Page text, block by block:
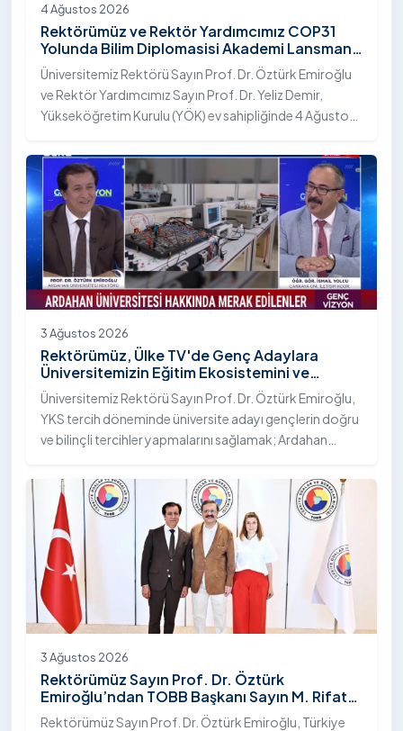
4 Ağustos 2026
Rektörümüz ve Rektör Yardımcımız COP31
Yolunda Bilim Diplomasisi Akademi Lansmanı
Toplantısına Katıldı
Üniversitemiz Rektörü Sayın Prof. Dr. Öztürk Emiroğlu
ve Rektör Yardımcımız Sayın Prof. Dr. Yeliz Demir,
Yükseköğretim Kurulu (YÖK) ev sahipliğinde 4 Ağustos
Bilim Diplomasisi: Akademi Lansmanı” programına
katıldı.
3 Ağustos 2026
Rektörümüz, Ülke TV'de Genç Adaylara
Üniversitemizin Eğitim Ekosistemini ve
Sunduğu Nitelikli İmkânları Anlattı
Üniversitemiz Rektörü Sayın Prof. Dr. Öztürk Emiroğlu,
YKS tercih döneminde üniversite adayı gençlerin doğru
ve bilinçli tercihler yapmalarını sağlamak; Ardahan
çeşitliliğini ve nitelikli imkânlarını aktarmak üzere Ülke TV
ekranlarında yayımlanan "Genç Vizyon" programına
canlı yayın konuğu olarak katıldı.
3 Ağustos 2026
Rektörümüz Sayın Prof. Dr. Öztürk
Emiroğlu’ndan TOBB Başkanı Sayın M. Rifat
Hisarcıklıoğlu’na Ziyaret
Rektörümüz Sayın Prof. Dr. Öztürk Emiroğlu, Türkiye